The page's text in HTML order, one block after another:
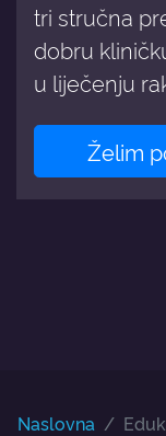
tri stručna
dobru
u liječenju
Želim
Naslovna